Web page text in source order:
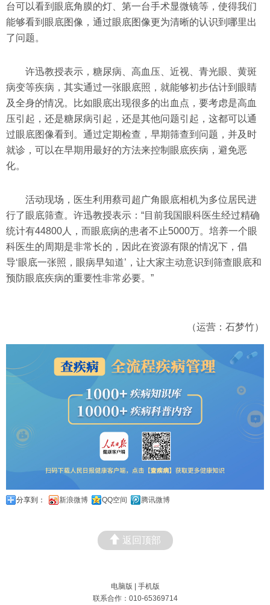
台可以看到眼底角膜的灯、第一台手术显微镜等，使得我们
能够看到眼底图像，通过眼底图像更为清晰的认识到哪里出
了问题。
许迅教授表示，糖尿病、高血压、近视、青光眼、黄斑
病变等疾病，其实通过一张眼底照，就能够初步估计到眼睛
及全身的情况。比如眼底出现很多的出血点，要考虑是高血
压引起，还是糖尿病引起，还是其他问题引起，这都可以通
过眼底图像看到。通过定期检查，早期筛查到问题，并及时
就诊，可以在早期用最好的方法来控制眼底疾病，避免恶
化。
活动现场，医生利用蔡司超广角眼底相机为多位居民进
行了眼底筛查。许迅教授表示：“目前我国眼科医生经过精确
统计有44800人，而眼底病的患者不止5000万。培养一个眼
科医生的周期是非常长的，因此在资源有限的情况下，倡
导‘眼底一张照，眼病早知道’，让大家主动意识到筛查眼底和
预防眼底疾病的重要性非常必要。”
（运营：石梦竹）
分享到： 新浪微博 QQ空间 腾讯微博
返回顶部
电脑版 | 手机版
联系合作：010-65369714